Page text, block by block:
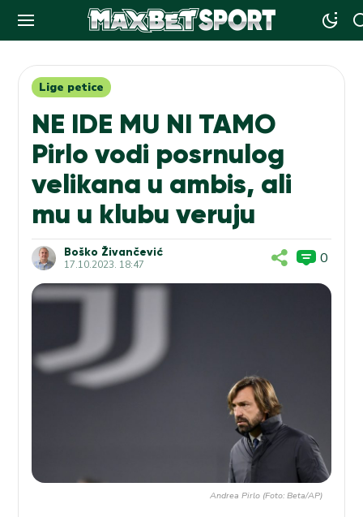
contentLige petice
NE IDE MU NI TAMO
Pirlo vodi posrnulog
velikana u ambis, ali
mu u klubu veruju
Boško Živančević
17.10.2023. 18:47 0
Andrea Pirlo (Foto: Beta/AP)